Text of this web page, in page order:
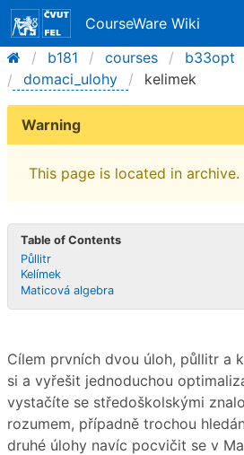
CourseWare Wiki
b181
courses b33opt
domaci_ulohy
kelimek
Warning
This page is located in archive.
Table of Contents
Půllitr
Kelímek
Maticová algebra
Cílem prvních dvou úloh, půllitr a
si a vyřešit jednoduchou
vystačíte se středoškolskými
rozumem, případně trochou
druhé úlohy navíc pocvičit se v